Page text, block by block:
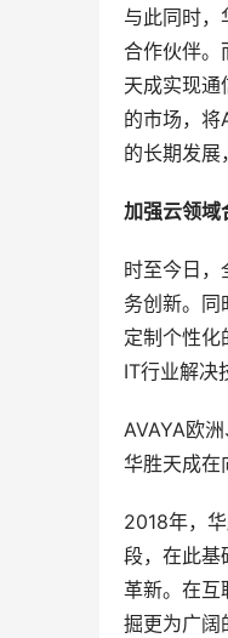
与此同时，
合作伙伴。
天成实现通
的市场，将
的长期发展
加强云领域
时至今日，
务创新。同
定制个性化
IT行业解决
AVAYA欧
华胜天成在
2018年，
段，在此基
革新。在互
掘更为广阔